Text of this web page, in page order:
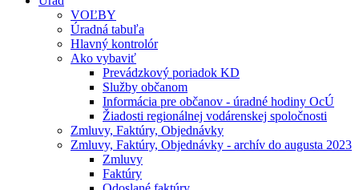
VOĽBY
Úradná tabuľa
Hlavný kontrolór
Ako vybaviť
Prevádzkový poriadok KD
Služby občanom
Informácia pre občanov - úradné hodiny OcÚ
Žiadosti regionálnej vodárenskej spoločnosti
Zmluvy, Faktúry, Objednávky
Zmluvy, Faktúry, Objednávky - archív do augusta 2023
Zmluvy
Faktúry